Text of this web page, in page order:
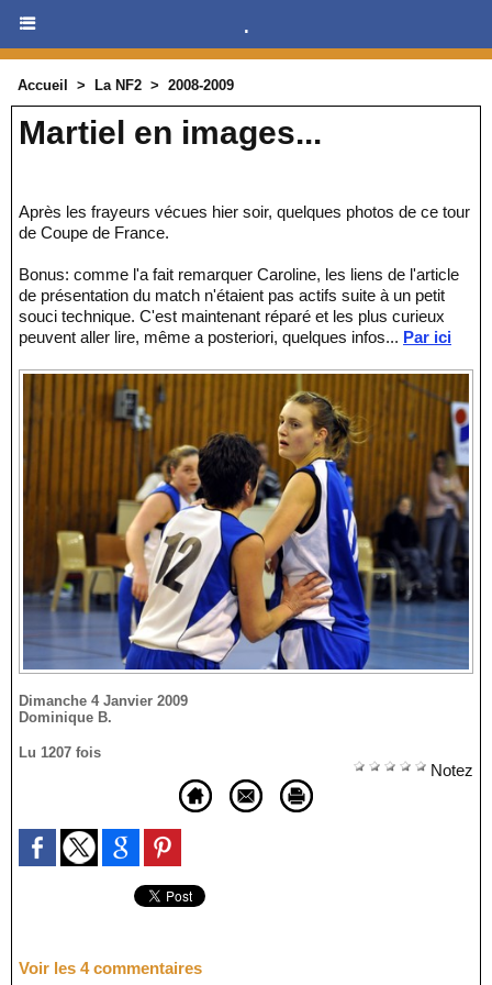
.
Accueil > La NF2 > 2008-2009
Martiel en images...
Après les frayeurs vécues hier soir, quelques photos de ce tour
de Coupe de France.
Bonus: comme l'a fait remarquer Caroline, les liens de l'article
de présentation du match n'étaient pas actifs suite à un petit
souci technique. C'est maintenant réparé et les plus curieux
peuvent aller lire, même a posteriori, quelques infos... Par ici
Dimanche 4 Janvier 2009
Dominique B.
Lu 1207 fois
Notez
Voir les 4commentaires